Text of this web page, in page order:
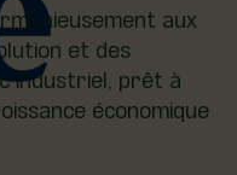
aux
et des
industriel, prêt à
économique